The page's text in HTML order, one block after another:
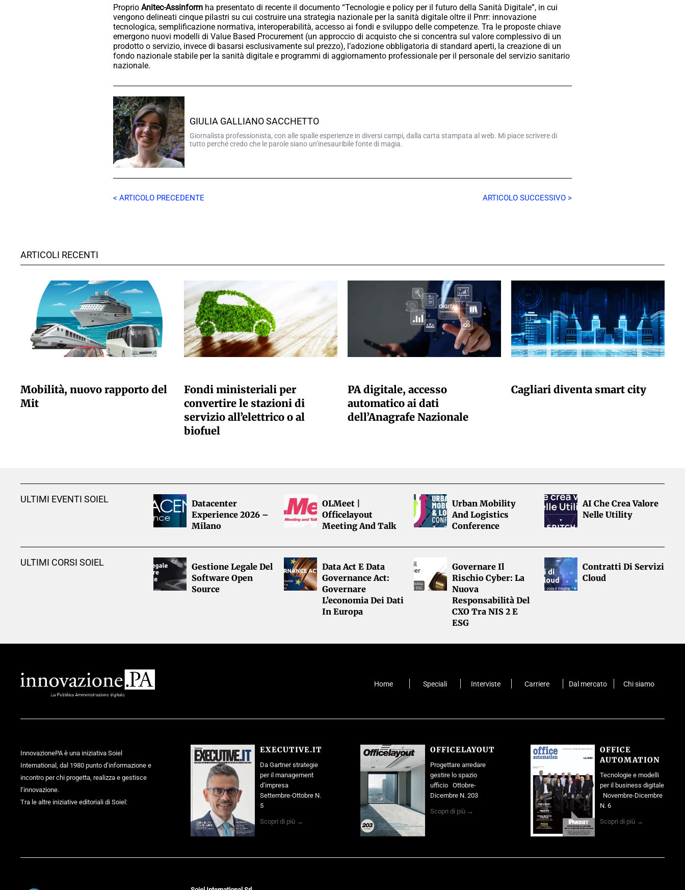
Proprio Anitec-Assinform ha presentato di recente il documento “Tecnologie e policy per il futuro della Sanità Digitale”, in cui
vengono delineati cinque pilastri su cui costruire una strategia nazionale per la sanità digitale oltre il Pnrr: innovazione
tecnologica, semplificazione normativa, interoperabilità, accesso ai fondi e sviluppo delle competenze. Tra le proposte chiave
emergono nuovi modelli di Value Based Procurement (un approccio di acquisto che si concentra sul valore complessivo di un
prodotto o servizio, invece di basarsi esclusivamente sul prezzo), l’adozione obbligatoria di standard aperti, la creazione di un
fondo nazionale stabile per la sanità digitale e programmi di aggiornamento professionale per il personale del servizio sanitario
nazionale.
GIULIA GALLIANO SACCHETTO
Giornalista professionista, con alle spalle esperienze in diversi campi, dalla carta stampata al web. Mi piace scrivere di
tutto perché credo che le parole siano un’inesauribile fonte di magia.
< ARTICOLO PRECEDENTE ARTICOLO SUCCESSIVO >
ARTICOLI RECENTI
Mobilità, nuovo rapporto del
Mit
Fondi ministeriali per
convertire le stazioni di
servizio all’elettrico o al
biofuel
PA digitale, accesso
automatico ai dati
dell’Anagrafe Nazionale
Cagliari diventa smart city
ULTIMI EVENTI SOIEL
Datacenter
Experience 2026 –
Milano
OLMeet |
Officelayout
Meeting And Talk
Urban Mobility
And Logistics
Conference
AI Che Crea Valore
Nelle Utility
ULTIMI CORSI SOIEL
Gestione Legale Del
Software Open
Source
Data Act E Data
Governance Act:
Governare
L’economia Dei Dati
In Europa
Governare Il
Rischio Cyber: La
Nuova
Responsabilità Del
CXO Tra NIS 2 E
ESG
Contratti Di Servizi
Cloud
Home Speciali Interviste Carriere Dal mercato Chi siamo
InnovazionePA è una iniziativa Soiel
International, dal 1980 punto d’informazione e
incontro per chi progetta, realizza e gestisce
l’innovazione.
Tra le altre iniziative editoriali di Soiel:
EXECUTIVE.IT
Da Gartner strategie
per il management
d’impresa
Settembre-Ottobre N.
5
Scopri di più →
OFFICELAYOUT
Progettare arredare
gestire lo spazio
ufficio Ottobre-
Dicembre N. 203
Scopri di più →
OFFICE
AUTOMATION
Tecnologie e modelli
per il business digitale
Novembre-Dicembre
N. 6
Scopri di più →